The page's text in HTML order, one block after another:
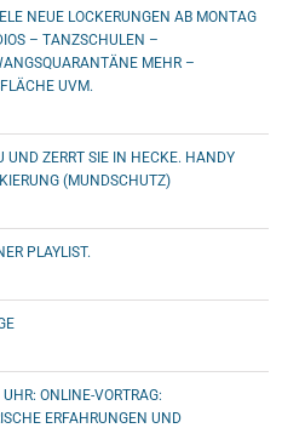
NEUE LOCKERUNGEN AB MONTAG
– TANZSCHULEN –
MEHR –
UVM.
UND ZERRT SIE IN HECKE. HANDY
(MUNDSCHUTZ)
PLAYLIST.
ONLINE-VORTRAG:
ERFAHRUNGEN UND